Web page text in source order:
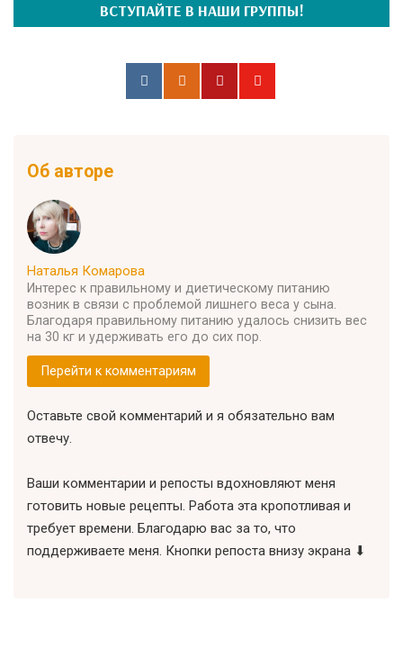
ВСТУПАЙТЕ В НАШИ ГРУППЫ!
Об авторе
Наталья Комарова
Интерес к правильному и диетическому питанию
возник в связи с проблемой лишнего веса у сына.
Благодаря правильному питанию удалось снизить вес
на 30 кг и удерживать его до сих пор.
Перейти к комментариям
Оставьте свой комментарий и я обязательно вам
отвечу.
Ваши комментарии и репосты вдохновляют меня
готовить новые рецепты. Работа эта кропотливая и
требует времени. Благодарю вас за то, что
поддерживаете меня. Кнопки репоста внизу экрана ⬇